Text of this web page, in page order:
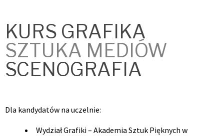
KURS GRAFIKA
SZTUKA MEDIÓW
SCENOGRAFIA
Dla kandydatów na uczelnie:
Wydział Grafiki – Akademia Sztuk Pięknych w